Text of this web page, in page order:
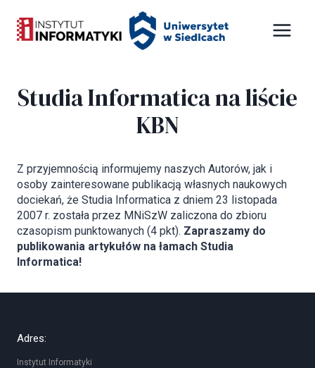
Panel zarządzania plikami cookies
treści
Studia Informatica na liście
KBN
Z przyjemnością informujemy naszych Autorów, jak i
osoby zainteresowane publikacją własnych naukowych
dociekań, że Studia Informatica z dniem 23 listopada
2007 r. została przez MNiSzW zaliczona do zbioru
czasopism punktowanych (4 pkt). Zapraszamy do
publikowania artykułów na łamach Studia
Informatica!
Adres:
Instytut Informatyki